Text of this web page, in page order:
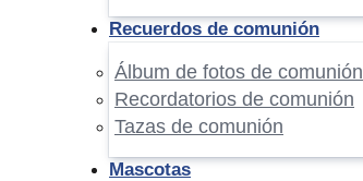
Recuerdos de comunión
Álbum de fotos de comunión
Recordatorios de comunión
Tazas de comunión
Mascotas